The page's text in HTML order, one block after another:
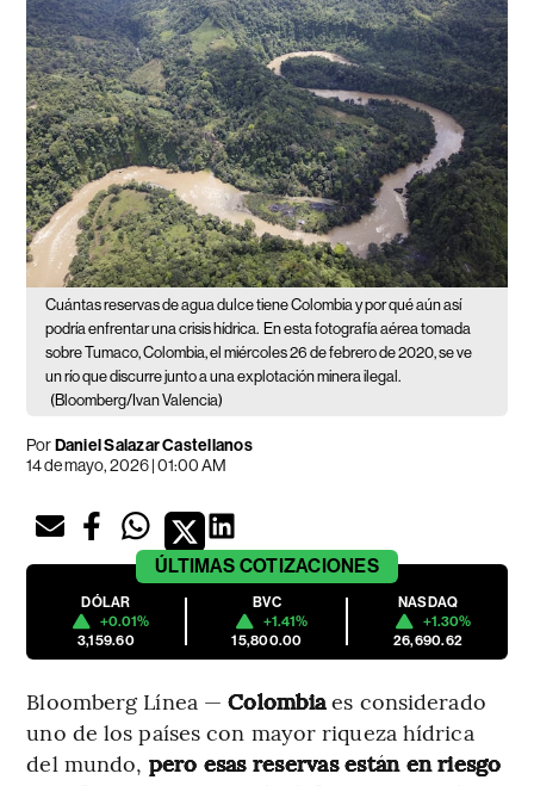
Cuántas reservas de agua dulce tiene Colombia y por qué aún así
podría enfrentar una crisis hídrica. En esta fotografía aérea tomada
sobre Tumaco, Colombia, el miércoles 26 de febrero de 2020, se ve
un río que discurre junto a una explotación minera ilegal.
(Bloomberg/Ivan Valencia)
PorDaniel Salazar Castellanos
14 de mayo, 2026 | 01:00 AM
ÚLTIMAS COTIZACIONES
DÓLAR
+0.01%
3,159.60
BVC
+1.41%
15,800.00
NASDAQ
+1.30%
26,690.62
Bloomberg Línea —Colombiaes considerado
uno de los países con mayor riqueza hídrica
del mundo, pero esas reservas están en riesgo